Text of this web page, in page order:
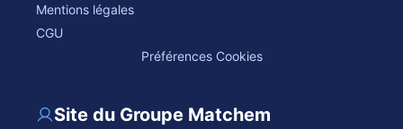
Mentions légales
CGU
Préférences Cookies
Site du Groupe Matchem